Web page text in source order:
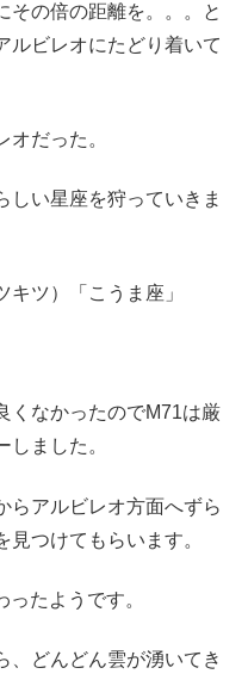
その倍の距離を。。。と
ルビレオにたどり着いて
だった。
しい星座を狩っていきま
キツ）「こうま座」
くなかったのでM71は厳
しました。
らアルビレオ方面へずら
つけてもらいます。
たようです。
、どんどん雲が湧いてき